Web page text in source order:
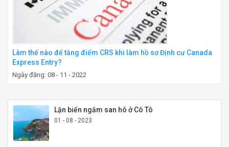
Làm thế nào để tăng điểm CRS khi làm hồ sơ Định cư Canada
Express Entry?
Ngày đăng: 08 - 11 - 2022
Lặn biển ngắm san hô ở Cô Tô
01 - 08 - 2023